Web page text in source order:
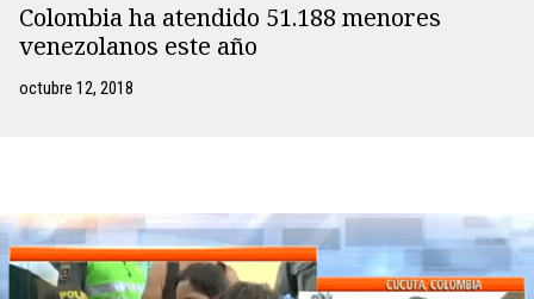
Colombia ha atendido 51.188 menores
venezolanos este año
octubre 12, 2018